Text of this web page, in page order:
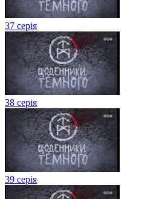
37 серія
38 серія
39 серія